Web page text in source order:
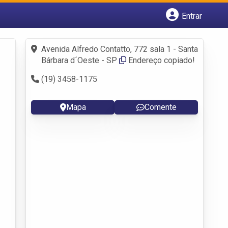
Entrar
Fazer login
Criar conta
Avenida Alfredo Contatto, 772 sala 1 - Santa
Bárbara d´Oeste - SP
Endereço copiado!
(19) 3458-1175
Mapa Comente